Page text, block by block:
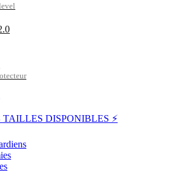
TAILLES DISPONIBLES ⚡